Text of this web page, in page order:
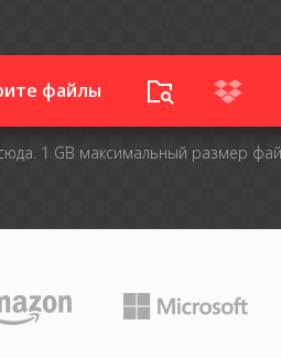
файлы
1 GB максимальный размер